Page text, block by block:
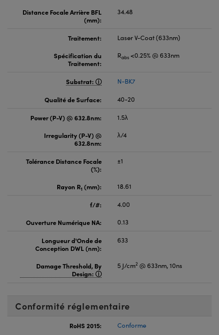
Distance Focale Arrière BFL
(mm):
34.48
Traitement:
Laser V-Coat (633nm)
Spécification du
Traitement:
Rabs <0.25% @ 633nm
Substrat: N-BK7
Qualité de Surface: 40-20
Power (P-V) @ 632.8nm:
1.5λ
Irregularity (P-V) @
632.8nm:
λ/4
Tolérance Distance Focale
(%):
±1
Rayon R1 (mm): 18.61
f/#:
4.00
Ouverture Numérique NA:
0.13
Longueur d'Onde de
Conception DWL (nm):
633
Damage Threshold, By
Design:
5 J/cm2 @ 633nm, 10ns
Conformité réglementaire
RoHS 2015:
Conforme